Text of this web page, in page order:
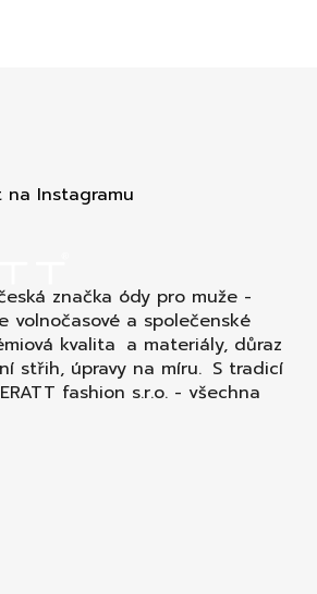
na Instagramu
značka ódy pro muže -
volnočasové a společenské
kvalita a materiály, důraz
střih, úpravy na míru. S tradicí
fashion s.r.o. - všechna